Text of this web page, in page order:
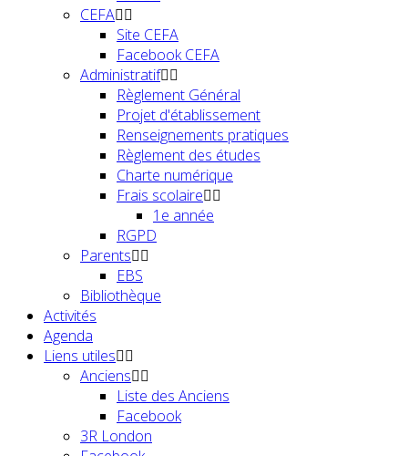
CEFA
Site CEFA
Facebook CEFA
Administratif
Règlement Général
Projet d'établissement
Renseignements pratiques
Règlement des études
Charte numérique
Frais scolaire
1e année
RGPD
Parents
EBS
Bibliothèque
Activités
Agenda
Liens utiles
Anciens
Liste des Anciens
Facebook
3R London